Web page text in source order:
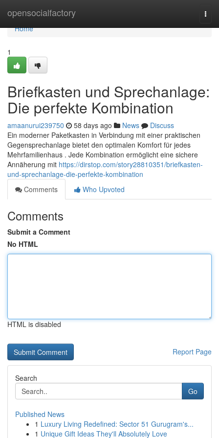
opensocialfactory
Home
Home
1
Briefkasten und Sprechanlage:
Die perfekte Kombination
amaanurui239750 58 days ago News
Discuss
Ein moderner Paketkasten in Verbindung mit einer praktischen
Gegensprechanlage bietet den optimalen Komfort für jedes
Mehrfamilienhaus . Jede Kombination ermöglicht eine sichere
Annäherung mit https://dirstop.com/story28810351/briefkasten-
und-sprechanlage-die-perfekte-kombination
Comments
Who Upvoted
Comments
Submit a Comment
No HTML
HTML is disabled
Report Page
Search
Go
Published News
1 Luxury Living Redefined: Sector 51 Gurugram's...
1 Unique Gift Ideas They'll Absolutely Love